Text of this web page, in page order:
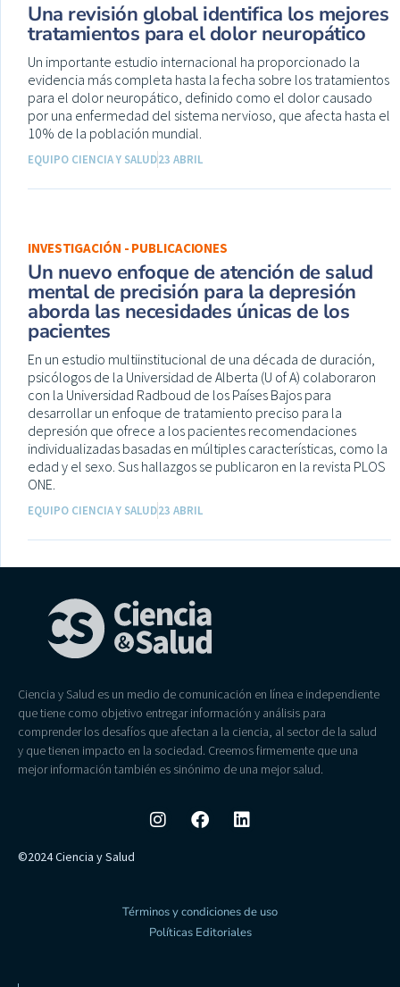
Una revisión global identifica los mejores
tratamientos para el dolor neuropático
Un importante estudio internacional ha proporcionado la
evidencia más completa hasta la fecha sobre los tratamientos
para el dolor neuropático, definido como el dolor causado
por una enfermedad del sistema nervioso, que afecta hasta el
10% de la población mundial.
EQUIPO CIENCIA Y SALUD23 ABRIL
INVESTIGACIÓN - PUBLICACIONES
Un nuevo enfoque de atención de salud
mental de precisión para la depresión
aborda las necesidades únicas de los
pacientes
En un estudio multiinstitucional de una década de duración,
psicólogos de la Universidad de Alberta (U of A) colaboraron
con la Universidad Radboud de los Países Bajos para
desarrollar un enfoque de tratamiento preciso para la
depresión que ofrece a los pacientes recomendaciones
individualizadas basadas en múltiples características, como la
edad y el sexo. Sus hallazgos se publicaron en la revista PLOS
ONE.
EQUIPO CIENCIA Y SALUD23 ABRIL
Ciencia y Salud es un medio de comunicación en línea e independiente
que tiene como objetivo entregar información y análisis para
comprender los desafíos que afectan a la ciencia, al sector de la salud
y que tienen impacto en la sociedad. Creemos firmemente que una
mejor información también es sinónimo de una mejor salud.
©2024 Ciencia y Salud
Términos y condiciones de uso
Políticas Editoriales